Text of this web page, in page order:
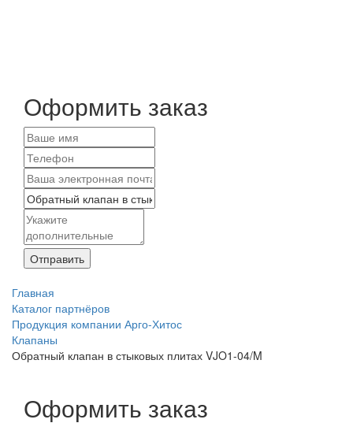
Оформить заказ
Отправить
Главная
Каталог партнёров
Продукция компании Арго-Хитос
Клапаны
Обратный клапан в стыковых плитах VJO1-04/M
Оформить заказ